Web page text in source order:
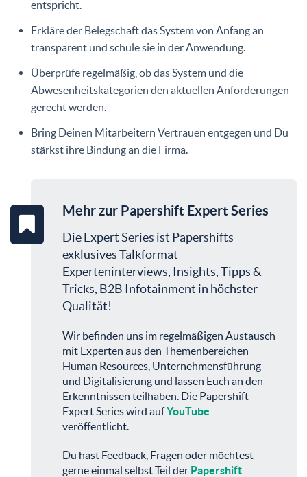
entspricht.
Erkläre der Belegschaft das System von Anfang an
transparent und schule sie in der Anwendung.
Überprüfe regelmäßig, ob das System und die
Abwesenheitskategorien den aktuellen Anforderungen
gerecht werden.
Bring Deinen Mitarbeitern Vertrauen entgegen und Du
stärkst ihre Bindung an die Firma.
Mehr zur Papershift Expert Series
Die Expert Series ist Papershifts
exklusives Talkformat –
Experteninterviews, Insights, Tipps &
Tricks, B2B Infotainment in höchster
Qualität!
Wir befinden uns im regelmäßigen Austausch
mit Experten aus den Themenbereichen
Human Resources, Unternehmensführung
und Digitalisierung und lassen Euch an den
Erkenntnissen teilhaben. Die Papershift
Expert Series wird aufYouTube
veröffentlicht.
Du hast Feedback, Fragen oder möchtest
gerne einmal selbst Teil der Papershift